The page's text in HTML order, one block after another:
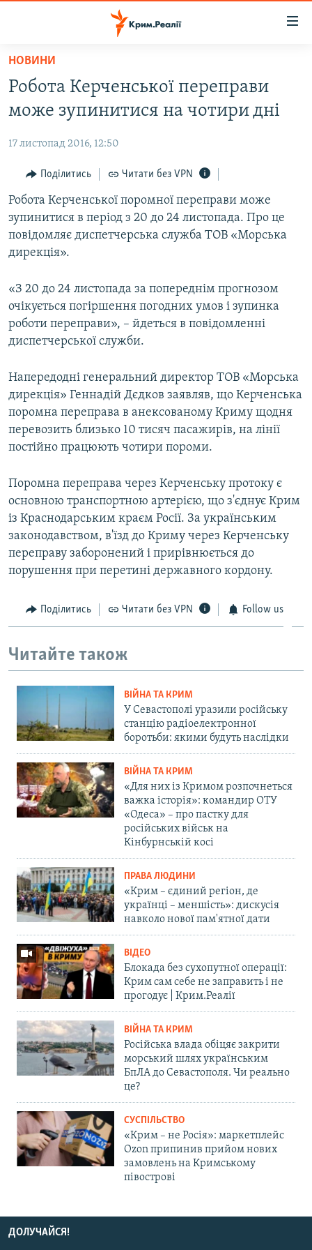
Перейти
основного
матеріалу
до
навігації
Перейти
до
пошуку
НОВИНИ
ВІДЕО ТА ФОТО
ПОЛІТИКА
БЛОГИ
ПОГЛЯД
ІНТЕРВ'Ю
ВСЕ ЗА ДЕНЬ
ВІДЕОУРОКИ «ELIFBE»
СВІДЧЕННЯ ОКУПАЦІЇ
УКРАЇНСЬКА ПРОБЛЕМА КРИМУ
ІНФОГРАФІКА
ЯК ОБІЙТИ БЛОКУВАННЯ
Русский
ДОЛУЧАЙСЯ!
НОВИНИ
Робота Керченської переправи
може зупинитися на чотири дні
17 листопад 2016, 12:50
Поділитись Читати без VPN
Робота Керченської поромної переправи може
зупинитися в період з 20 до 24 листопада. Про це
повідомляє диспетчерська служба ТОВ «Морська
дирекція».
«З 20 до 24 листопада за попереднім прогнозом
очікується погіршення погодних умов і зупинка
роботи переправи», – йдеться в повідомленні
диспетчерської служби.
Напередодні генеральний директор ТОВ «Морська
дирекція» Геннадій Дєдков заявляв, що Керченська
поромна переправа в анексованому Криму щодня
перевозить близько 10 тисяч пасажирів, на лінії
постійно працюють чотири пороми.
Поромна переправа через Керченську протоку є
основною транспортною артерією, що з'єднує Крим
із Краснодарським краєм Росії. За українським
законодавством, в'їзд до Криму через Керченську
переправу заборонений і прирівнюється до
порушення при перетині державного кордону.
Поділитись Читати без VPN Follow us
Читайте також
ВІЙНА ТА КРИМ
У Севастополі уразили російську
станцію радіоелектронної
боротьби: якими будуть наслідки
ВІЙНА ТА КРИМ
«Для них із Кримом розпочнеться
важка історія»: командир ОТУ
«Одеса» – про пастку для
російських військ на
Кінбурнській косі
ПРАВА ЛЮДИНИ
«Крим – єдиний регіон, де
українці – меншість»: дискусія
навколо нової пам'ятної дати
ВІДЕО
Блокада без сухопутної операції:
Крим сам себе не заправить і не
прогодує | Крим.Реалії
ВІЙНА ТА КРИМ
Російська влада обіцяє закрити
морський шлях українським
БпЛА до Севастополя. Чи реально
це?
СУСПІЛЬСТВО
«Крим – не Росія»: маркетплейс
Ozon припинив прийом нових
замовлень на Кримському
півострові
ДОЛУЧАЙСЯ!